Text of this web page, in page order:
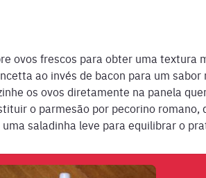
ovos frescos para obter uma textura
ao invés de bacon para um
os ovos diretamente na panela
o parmesão por pecorino
uma saladinha leve para equilibrar o